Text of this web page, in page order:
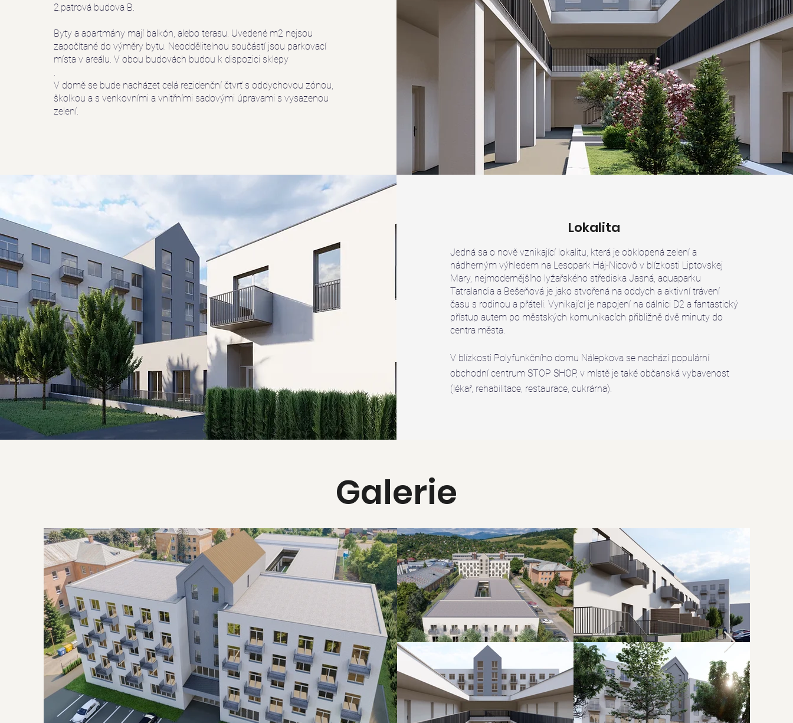
2.patrová budova B.
Byty a apartmány mají balkón, alebo terasu. Uvedené m2 nejsou
započítané do výměry bytu. Neoddělitelnou součástí jsou parkovací
místa v areálu. V obou budovách budou k dispozici sklepy
.
V domě se bude nacházet celá rezidenční čtvrť s oddychovou zónou,
školkou a s venkovními a vnitřními sadovými úpravami s vysazenou
zelení.
Lokalita
Jedná sa o nově vznikající lokalitu, která je obklopená zelení a
nádherným výhledem na Lesopark Háj-Nicovô v blízkosti Liptovskej
Mary, nejmodernějšího lyžařského střediska Jasná, aquaparku
Tatralandia a Bešeňová je jako stvořená na oddych a aktivní trávení
času s rodinou a přáteli. Vynikající je napojení na dálnici D2 a fantastický
přístup autem po městských komunikacích přibližně dvě minuty do
centra města.
V blízkosti Polyfunkčního domu Nálepkova se nachází populární
obchodní centrum STOP SHOP, v místě je také občanská vybavenost
(lékař, rehabilitace, restaurace, cukrárna).
Galerie